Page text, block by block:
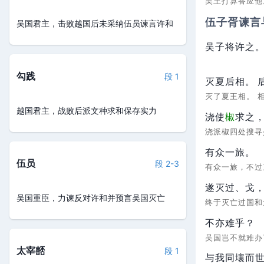
吴国君主，击败越国后未采纳伍员谏言许和
勾践 段 1
越国君主，战败后派文种求和保存实力
伍员 段 2-3
吴国重臣，力谏反对许和并预言吴国灭亡
太宰嚭 段 1
伍子胥谏言
吴子将许之
灭夏后相。
灭了夏王相。
浇使椒求之
浇派椒四处搜
有众一旅。
有众一旅，不
遂灭过、戈
终于灭亡过国
不亦难乎？
吴国岂不就难
与我同壤而